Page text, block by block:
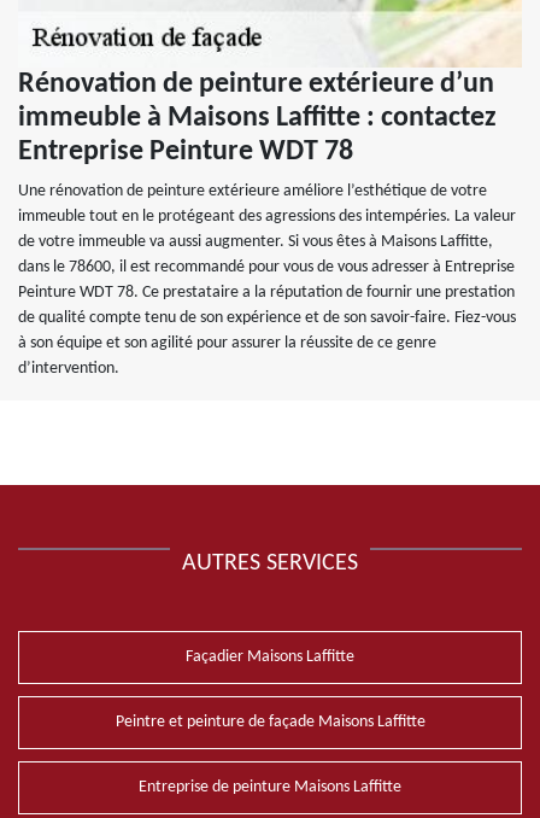
Rénovation de peinture extérieure d’un
immeuble à Maisons Laffitte : contactez
Entreprise Peinture WDT 78
Une rénovation de peinture extérieure améliore l’esthétique de votre
immeuble tout en le protégeant des agressions des intempéries. La valeur
de votre immeuble va aussi augmenter. Si vous êtes à Maisons Laffitte,
dans le 78600, il est recommandé pour vous de vous adresser à Entreprise
Peinture WDT 78. Ce prestataire a la réputation de fournir une prestation
de qualité compte tenu de son expérience et de son savoir-faire. Fiez-vous
à son équipe et son agilité pour assurer la réussite de ce genre
d’intervention.
AUTRES SERVICES
Façadier Maisons Laffitte
Peintre et peinture de façade Maisons Laffitte
Entreprise de peinture Maisons Laffitte